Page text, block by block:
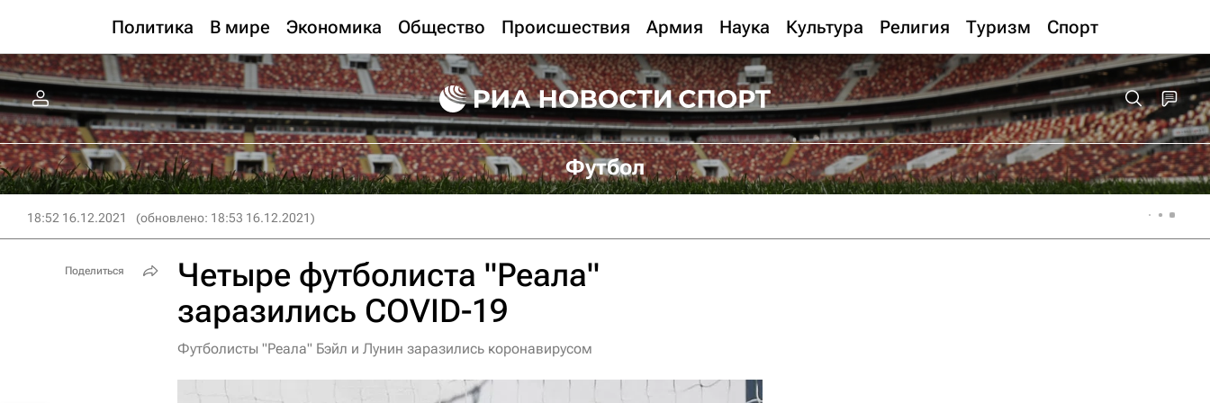
Политика В мире Экономика Общество Происшествия Армия Наука Культура Религия Туризм Спорт
Футбол
18:52 16.12.2021 (обновлено: 18:53 16.12.2021)
Четыре футболиста "Реала"
заразились COVID-19
Футболисты "Реала" Бэйл и Лунин заразились коронавирусом
Поделиться